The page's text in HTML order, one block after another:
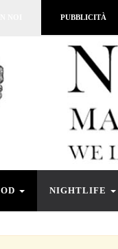
PUBBLICITÀ
NIGHTLIFE